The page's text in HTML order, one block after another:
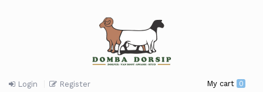
Login Register My cart 0